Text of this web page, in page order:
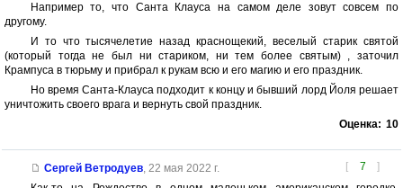
Например то, что Санта Клауса на самом деле зовут совсем по
другому.
И то что тысячелетие назад краснощекий, веселый старик святой
(который тогда не был ни стариком, ни тем более святым) , заточил
Крампуса в тюрьму и прибрал к рукам всю и его магию и его праздник.
Но время Санта-Клауса подходит к концу и бывший лорд Йоля решает
уничтожить своего врага и вернуть свой праздник.
Оценка: 10
[ 7 ]
Сергей Ветродуев, 22 мая 2022 г.